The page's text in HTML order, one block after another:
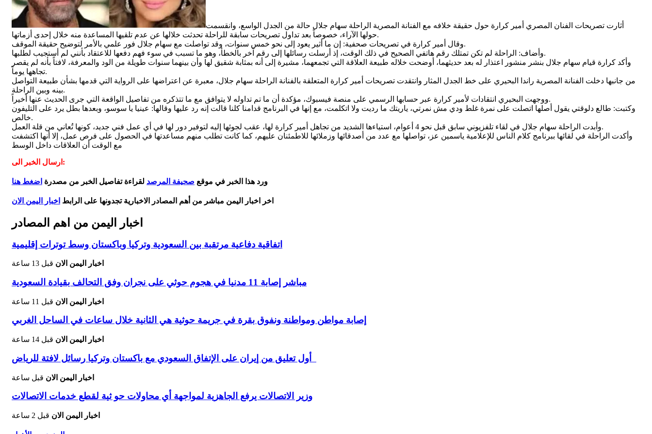
أثارت تصريحات الفنان المصري أمير كرارة حول حقيقة خلافه مع الفنانة المصرية الراحلة سهام جلال حالة من الجدل الواسع، وانقسمت
حولها الآراء، خصوصاً بعد تداول تصريحات سابقة للراحلة تحدثت خلالها عن عدم تلقيها المساعدة منه خلال إحدى أزماتها.
وقال أمير كرارة في تصريحات صحفية: إن ما أثير يعود إلى نحو خمس سنوات، وقد تواصلت مع سهام جلال فور علمي بالأمر لتوضيح حقيقة الموقف.
وأضاف: الراحلة لم تكن تمتلك رقم هاتفي الصحيح في ذلك الوقت، إذ أرسلت رسائلها إلى رقم آخر بالخطأ، وهو ما تسبب في سوء فهم دفعها للاعتقاد بأنني لم أستجيب لطلبها.
وأكد كرارة قيام سهام جلال بنشر منشور اعتذار له بعد حديثهما، أوضحت خلاله طبيعة العلاقة التي تجمعهما، مشيرة إلى أنه بمثابة شقيق لها وأن بينهما سنوات طويلة من الود والمعرفة، لافتاً بأنه لم يقصر
تجاهها يوماً.
من جانبها دخلت الفنانة المصرية راندا البحيري على خط الجدل المثار وانتقدت تصريحات أمير كرارة المتعلقة بالفنانة الراحلة سهام جلال، معبرة عن اعتراضها على الرواية التي قدمها بشأن طبيعة التواصل
بينه وبين الراحلة.
ووجهت البحيري انتقادات لأمير كرارة عبر حسابها الرسمي على منصة فيسبوك، مؤكدة أن ما تم تداوله لا يتوافق مع ما تتذكره من تفاصيل الواقعة التي جرى الحديث عنها أخيراً.
وكتبت: طالع دلوقتي يقول أصلها اتصلت على نمرة غلط ودي مش نمرتي، ياريتك ما رديت ولا اتكلمت، مع إنها في البرنامج قدامنا كلنا قالت إنه رد عليها وقالها: عينيا يا سوسو، وبعدها بطل يرد على التليفون
خالص.
وأبدت الراحلة سهام جلال في لقاء تلفزيوني سابق قبل نحو 4 أعوام، استياءها الشديد من تجاهل أمير كرارة لها، عقب لجوئها إليه لتوفير دور لها في أي عمل فني جديد، كونها تُعاني من قلة العمل.
وأكدت الراحلة في لقائها ببرنامج كلام الناس للإعلامية ياسمين عز، تواصلها مع عدد من أصدقائها وزملائها للاطمئنان عليهم، كما كانت تطلب منهم مساعدتها في الحصول على فرص عمل، إلا أنها اكتشفت
مع الوقت أن العلاقات داخل الوسط
ارسال الخبر الى:
ورد هذا الخبر في موقع صحيفة المرصد لقراءة تفاصيل الخبر من مصدرة اضغط هنا
اخر اخبار اليمن مباشر من أهم المصادر الاخبارية تجدونها على الرابط اخبار اليمن الان
اخبار اليمن من اهم المصادر
اتفاقية دفاعية مرتقبة بين السعودية وتركيا وباكستان وسط توترات إقليمية
اخبار اليمن الان قبل 13 ساعة
مباشر إصابة 11 مدنيا في هجوم حوثي على نجران وفق التحالف بقيادة السعودية
اخبار اليمن الان قبل 11 ساعة
إصابة مواطن ومواطنة ونفوق بقرة في جريمة حوثية هي الثانية خلال ساعات في الساحل الغربي
اخبار اليمن الان قبل 14 ساعة
اخبار اليمن الان قبل ساعة
وزير الاتصالات يرفع الجاهزية لمواجهة أي محاولات حو ثية لقطع خدمات الاتصالات
اخبار اليمن الان قبل 2 ساعة